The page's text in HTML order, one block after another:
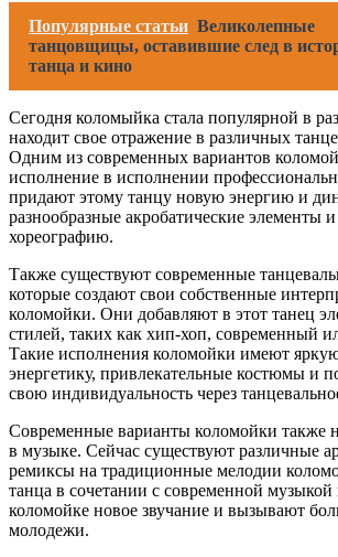
Популярные статьи Великолепные
танцовщицы, оставившие след в
танца и кино
Сегодня коломыйка стала популярной в
находит свое отражение в различных
Одним из современных вариантов
исполнение в исполнении
придают этому танцу новую энергию и
разнообразные акробатические элементы
хореографию.
Также существуют современные
которые создают свои собственные
коломойки. Они добавляют в этот танец
стилей, таких как хип-хоп, современный
Такие исполнения коломойки имеют
энергетику, привлекательные костюмы и
свою индивидуальность через
Современные варианты коломойки также
в музыке. Сейчас существуют различные
ремиксы на традиционные мелодии
танца в сочетании с современной
коломойке новое звучание и вызывают
молодежи.